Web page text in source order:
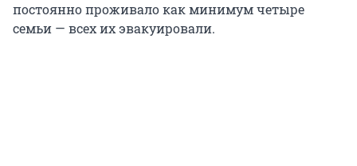
постоянно проживало как минимум четыре
семьи — всех их эвакуировали.